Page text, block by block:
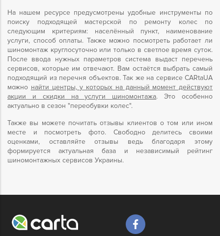
На нашем ресурсе предусмотрены удобные инструменты по
поиску подходящей мастерской по ремонту колес по
следующим критериям: населённый пункт, наименование
услуги, способ оплаты. Также можно посмотреть работает ли
шиномонтаж круглосуточно или только в светлое время суток.
После ввода нужных параметров система выдаст перечень
сервисов, которые им отвечают. Вам остаётся выбрать самый
подходящий из перечня объектов. Так же на сервисе CARtaUA
можно найти центры, у которых на данный момент действуют
акции и скидки на услуги шиномонтажа. Это особенно
актуально в сезон "переобувки колес".
Также вы можете почитать отзывы клиентов о том или ином
месте и посмотреть фото. Свободно делитесь своими
оценками, оставляйте отзывы ведь благодаря этому
формируется актуальная база и независимый рейтинг
шиномонтажных сервисов Украины.